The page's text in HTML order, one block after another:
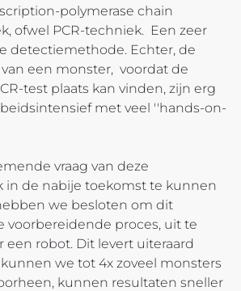
polymerase chain
ofwel PCR-techniek. Een zeer
detectiemethode. Echter, de
een monster, voordat de
test plaats kan vinden, zijn erg
met veel ''hands-on-
vraag van deze
in de nabije toekomst te kunnen
we besloten om dit
voorbereidende proces, uit te
een robot. Dit levert uiteraard
we tot 4x zoveel monsters
kunnen resultaten sneller